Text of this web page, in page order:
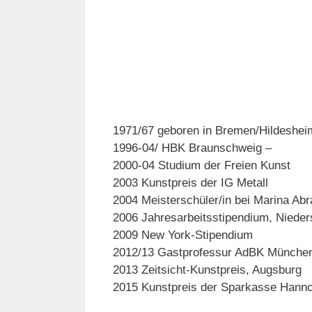
1971/67 geboren in Bremen/
1996-04/ HBK Braunschweig –
2000-04 Studium der Freien Kunst
2003 Kunstpreis der IG Metall
2004 Meisterschüler/in bei Marina
2006 Jahresarbeitsstipendium,
2009 New York-Stipendium
2012/13 Gastprofessur AdBK
2013 Zeitsicht-Kunstpreis, Augsburg
2015 Kunstpreis der Sparkasse